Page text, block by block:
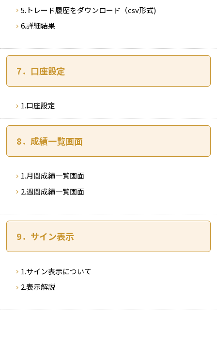
5.トレード履歴をダウンロード（csv形式)
6.詳細結果
7．口座設定
1.口座設定
8．成績一覧画面
1.月間成績一覧画面
2.週間成績一覧画面
9．サイン表示
1.サイン表示について
2.表示解説